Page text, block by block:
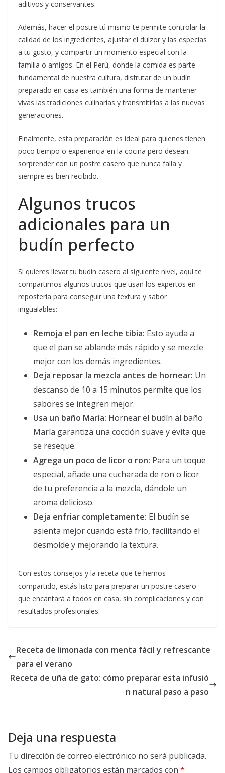
aditivos y conservantes.
Además, hacer el postre tú mismo te permite controlar la
calidad de los ingredientes, ajustar el dulzor y las especias
a tu gusto, y compartir un momento especial con la
familia o amigos. En el Perú, donde la comida es parte
fundamental de nuestra cultura, disfrutar de un budín
preparado en casa es también una forma de mantener
vivas las tradiciones culinarias y transmitirlas a las nuevas
generaciones.
Finalmente, esta preparación es ideal para quienes tienen
poco tiempo o experiencia en la cocina pero desean
sorprender con un postre casero que nunca falla y
siempre es bien recibido.
Algunos trucos
adicionales para un
budín perfecto
Si quieres llevar tu budín casero al siguiente nivel, aquí te
compartimos algunos trucos que usan los expertos en
repostería para conseguir una textura y sabor
inigualables:
Remoja el pan en leche tibia: Esto ayuda a
que el pan se ablande más rápido y se mezcle
mejor con los demás ingredientes.
Deja reposar la mezcla antes de hornear: Un
descanso de 10 a 15 minutos permite que los
sabores se integren mejor.
Usa un baño María: Hornear el budín al baño
María garantiza una cocción suave y evita que
se reseque.
Agrega un poco de licor o ron: Para un toque
especial, añade una cucharada de ron o licor
de tu preferencia a la mezcla, dándole un
aroma delicioso.
Deja enfriar completamente: El budín se
asienta mejor cuando está frío, facilitando el
desmolde y mejorando la textura.
Con estos consejos y la receta que te hemos
compartido, estás listo para preparar un postre casero
que encantará a todos en casa, sin complicaciones y con
resultados profesionales.
Receta de limonada con menta fácil y refrescante
para el verano
Receta de uña de gato: cómo preparar esta infusió
n natural paso a paso
Deja una respuesta
Tu dirección de correo electrónico no será publicada.
Los campos obligatorios están marcados con *